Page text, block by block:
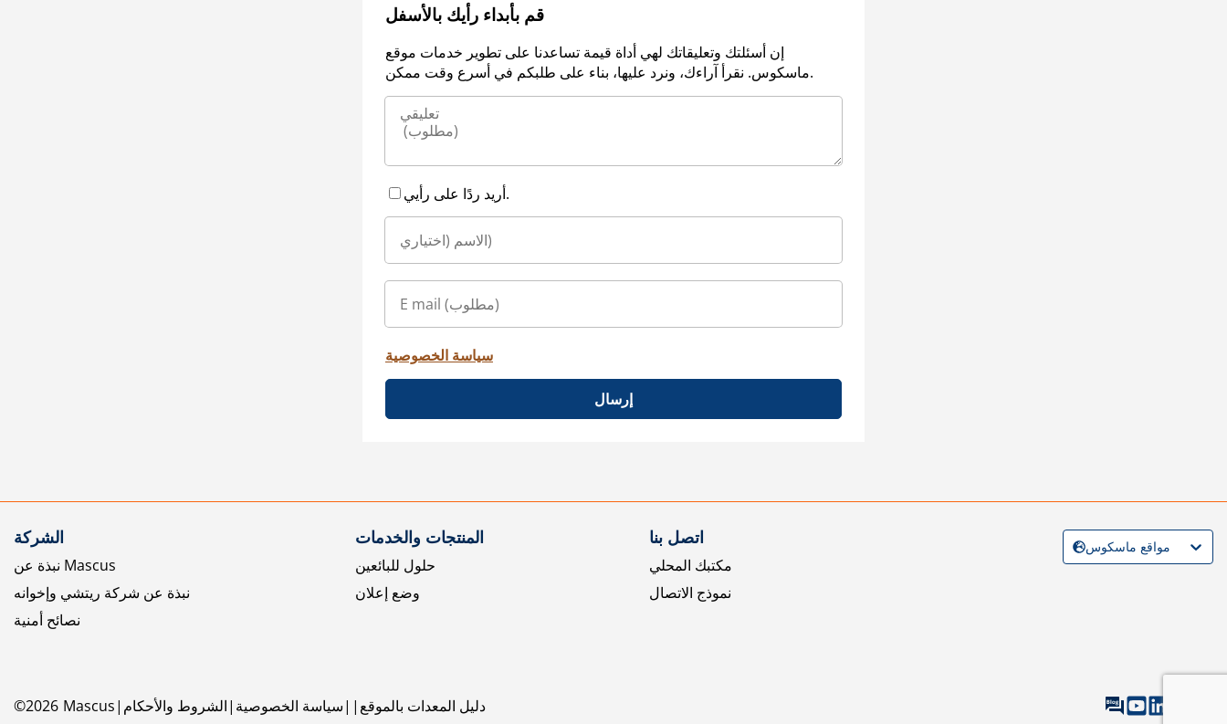
قم بأبداء رأيك بالأسفل
إن أسئلتك وتعليقاتك لهي أداة قيمة تساعدنا على تطوير خدمات موقع
ماسكوس. نقرأ آراءك، ونرد عليها، بناء على طلبكم في أسرع وقت ممكن.
أريد ردًا على رأيي.
سياسة الخصوصية
إرسال
الشركة
نبذة عن Mascus
نبذة عن شركة ريتشي وإخوانه
نصائح أمنية
المنتجات والخدمات
حلول للبائعين
وضع إعلان
اتصل بنا
مكتبك المحلي
نموذج الاتصال
©2026 Mascus الشروط والأحكام سياسة الخصوصية دليل المعدات بالموقع
مواقع ماسكوس